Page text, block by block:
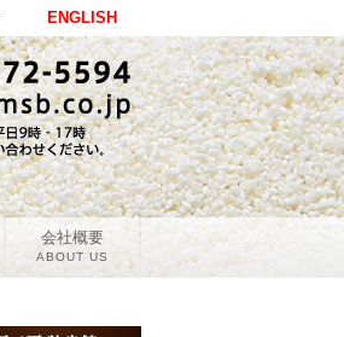
会社概要
ABOUT US
ENGLISH